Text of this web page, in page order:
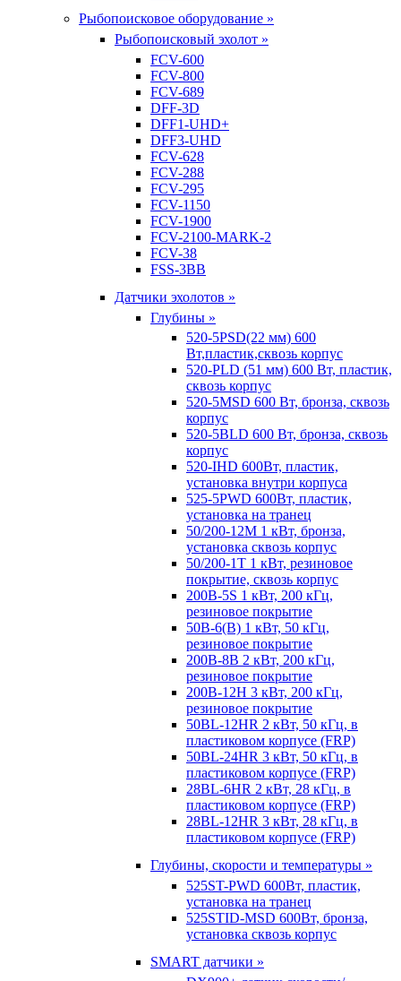
Рыбопоисковое оборудование »
Рыбопоисковый эхолот »
FCV-600
FCV-800
FCV-689
DFF-3D
DFF1-UHD+
DFF3-UHD
FCV-628
FCV-288
FCV-295
FCV-1150
FCV-1900
FCV-2100-MARK-2
FCV-38
FSS-3BB
Датчики эхолотов »
Глубины »
520-5PSD(22 мм) 600
Вт,пластик,сквозь корпус
520-PLD (51 мм) 600 Вт, пластик,
сквозь корпус
520-5MSD 600 Вт, бронза, сквозь
корпус
520-5BLD 600 Вт, бронза, сквозь
корпус
520-IHD 600Вт, пластик,
установка внутри корпуса
525-5PWD 600Вт, пластик,
установка на транец
50/200-12M 1 кВт, бронза,
установка сквозь корпус
50/200-1T 1 кВт, резиновое
покрытие, сквозь корпус
200B-5S 1 кВт, 200 кГц,
резиновое покрытие
50B-6(B) 1 кВт, 50 кГц,
резиновое покрытие
200B-8B 2 кВт, 200 кГц,
резиновое покрытие
200B-12H 3 кВт, 200 кГц,
резиновое покрытие
50BL-12HR 2 кВт, 50 кГц, в
пластиковом корпусе (FRP)
50BL-24HR 3 кВт, 50 кГц, в
пластиковом корпусе (FRP)
28BL-6HR 2 кВт, 28 кГц, в
пластиковом корпусе (FRP)
28BL-12HR 3 кВт, 28 кГц, в
пластиковом корпусе (FRP)
Глубины, скорости и температуры »
525ST-PWD 600Вт, пластик,
установка на транец
525STID-MSD 600Вт, бронза,
установка сквозь корпус
SMART датчики »